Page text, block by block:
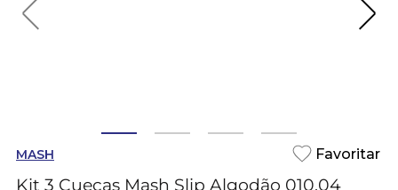
MASH
Kit 3 Cuecas Mash Slip Algodão 010.04